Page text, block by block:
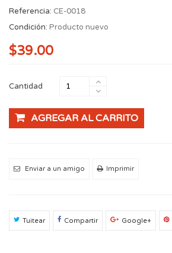
Referencia: CE-0018
Condición: Producto nuevo
$39.00
Cantidad
AGREGAR AL CARRITO
Enviar a un amigo Imprimir
Tuitear Compartir Google+